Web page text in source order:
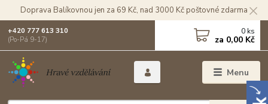
Doprava Balíkovnou jen za 69 Kč, nad 3000 Kč poštovné zdarma
Menu
+420 777 613 310
(Po-Pá 9-17)
0 ks
za 0,00 Kč